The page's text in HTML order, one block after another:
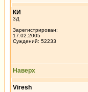
КИ
3Д
Зарегистрирован:
17.02.2005
Суждений: 52233
Наверх
Viresh